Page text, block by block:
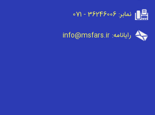
نمابر:071 - 36246006
رایانامه:info@msfars.ir